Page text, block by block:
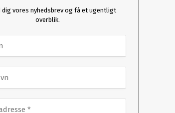
dig vores nyhedsbrev og få et ugentligt
overblik.